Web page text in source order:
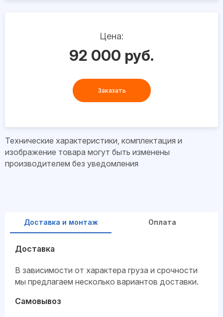
Цена:
92 000 руб.
Заказать
Технические характеристики, комплектация и
изображение товара могут быть изменены
производителем без уведомления
Доставка и монтаж Оплата
Доставка
В зависимости от характера груза и срочности
мы предлагаем несколько вариантов доставки.
Самовывоз